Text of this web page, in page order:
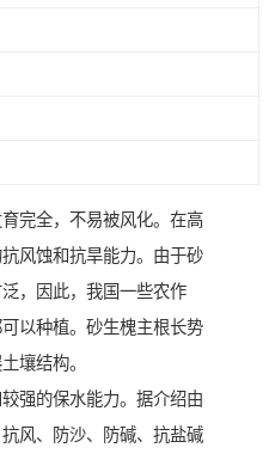
完全，不易被风化。在高
风蚀和抗旱能力。由于砂
，因此，我国一些农作
以种植。砂生槐主根长势
壤结构。
强的保水能力。据介绍由
风、防沙、防碱、抗盐碱